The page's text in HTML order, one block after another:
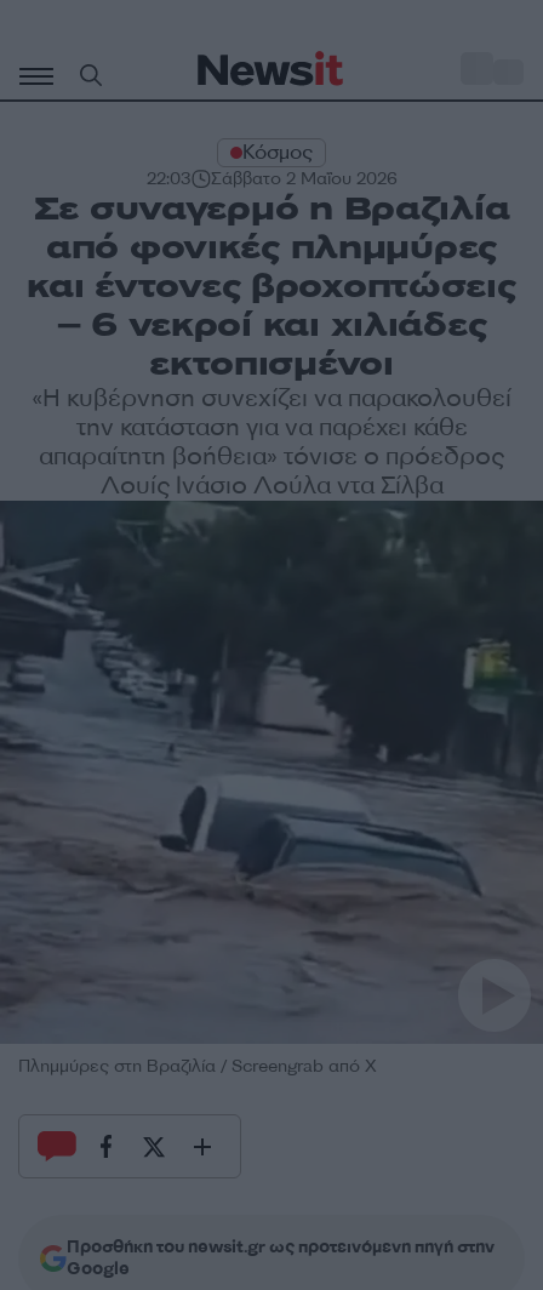
περιεχόμενο
Κόσμος
22:03 Σάββατο 2 Μαΐου 2026
Σε συναγερμό η Βραζιλία
από φονικές πλημμύρες
και έντονες βροχοπτώσεις
– 6 νεκροί και χιλιάδες
εκτοπισμένοι
«Η κυβέρνηση συνεχίζει να παρακολουθεί
την κατάσταση για να παρέχει κάθε
απαραίτητη βοήθεια» τόνισε ο πρόεδρος
Λουίς Ινάσιο Λούλα ντα Σίλβα
Πλημμύρες στη Βραζιλία / Screengrab από Χ
Προσθήκη του newsit.gr ως προτεινόμενη πηγή στην
Google